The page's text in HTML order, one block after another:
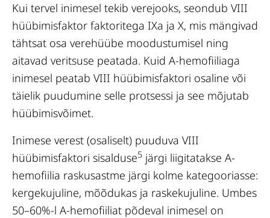
Kui tervel inimesel tekib verejooks, seondub VIII
hüübimisfaktor faktoritega IXa ja X, mis mängivad
tähtsat osa verehüübe moodustumisel ning
aitavad veritsuse peatada. Kuid A-hemofiiliaga
inimesel peatab VIII hüübimisfaktori osaline või
täielik puudumine selle protsessi ja see mõjutab
hüübimisvõimet.
Inimese verest (osaliselt) puuduva VIII
hüübimisfaktori sisalduse5 järgi liigitatakse A-
hemofiilia raskusastme järgi kolme kategooriasse:
kergekujuline, mõõdukas ja raskekujuline. Umbes
50–60%-l A-hemofiiliat põdeval inimesel on